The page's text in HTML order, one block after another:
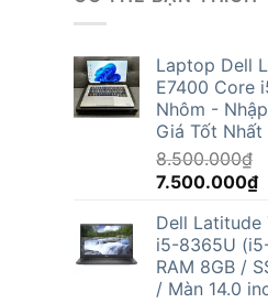
Laptop Dell
E7400 Core
Nhôm -
Giá Tốt Nhất
8.500.000₫
Giá
là:
8.500.000₫.
7.500.000₫
Dell Latitude
i5-8365U
RAM 8GB /
/ Màn 14.0